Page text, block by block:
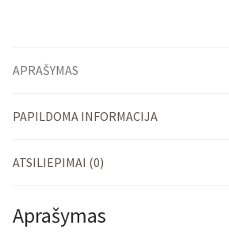
APRAŠYMAS
PAPILDOMA INFORMACIJA
ATSILIEPIMAI (0)
Aprašymas